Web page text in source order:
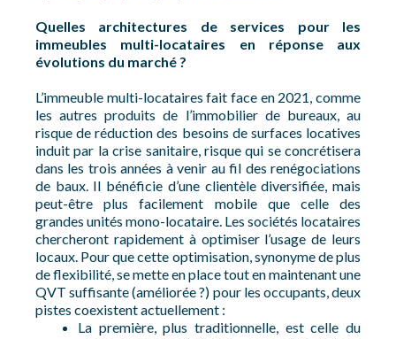
Quelles architectures de services pour les
immeubles multi-locataires en réponse aux
évolutions du marché ?
L’immeuble multi-locataires fait face en 2021, comme
les autres produits de l’immobilier de bureaux, au
risque de réduction des besoins de surfaces locatives
induit par la crise sanitaire, risque qui se concrétisera
dans les trois années à venir au fil des renégociations
de baux. Il bénéficie d’une clientèle diversifiée, mais
peut-être plus facilement mobile que celle des
grandes unités mono-locataire. Les sociétés locataires
chercheront rapidement à optimiser l’usage de leurs
locaux. Pour que cette optimisation, synonyme de plus
de flexibilité, se mette en place tout en maintenant une
QVT suffisante (améliorée ?) pour les occupants, deux
pistes coexistent actuellement :
La première, plus traditionnelle, est celle du